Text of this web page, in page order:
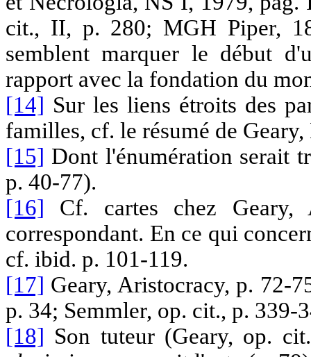
cit., II, p. 280; MGH Piper,
semblent marquer le début
rapport avec la fondation du
[14] Sur les liens étroits des
familles, cf. le résumé de
[15] Dont l'énumération serait
p. 40-77).
[16] Cf. cartes chez Geary,
correspondant. En ce qui
cf. ibid. p. 101-119.
[17] Geary, Aristocracy, p. 72-
p. 34; Semmler, op. cit., p. 339-
[18] Son tuteur (Geary, op.